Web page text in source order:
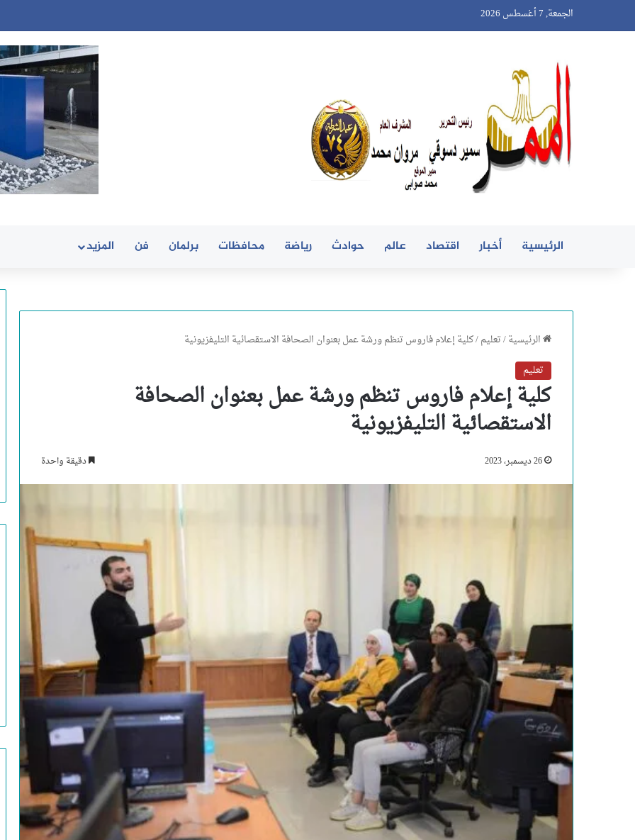
الجمعة, 7 أغسطس 2026
الرئيسية أخبار اقتصاد عالم حوادث رياضة محافظات برلمان فن المزيد
الرئيسية/تعليم/كلية إعلام فاروس تنظم ورشة عمل بعنوان الصحافة الاستقصائية التليفزيونية
تعليم
كلية إعلام فاروس تنظم ورشة عمل بعنوان الصحافة
الاستقصائية التليفزيونية
26 ديسمبر، 2023 دقيقة واحدة